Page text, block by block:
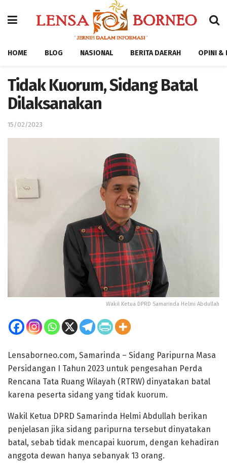
HOME BLOG NASIONAL BERITA DAERAH OPINI &
Tidak Kuorum, Sidang Batal
Dilaksanakan
15/02/2023
Wakil Ketua DPRD Samarinda Helmi Abdullah
Lensaborneo.com, Samarinda – Sidang Paripurna Masa
Persidangan I Tahun 2023 untuk pengesahan Perda
Rencana Tata Ruang Wilayah (RTRW) dinyatakan batal
karena peserta sidang yang tidak kuorum.
Wakil Ketua DPRD Samarinda Helmi Abdullah berikan
penjelasan jika sidang paripurna tersebut dinyatakan
batal, sebab tidak mencapai kuorum, dengan kehadiran
anggota dewan hanya sebanyak 13 orang.